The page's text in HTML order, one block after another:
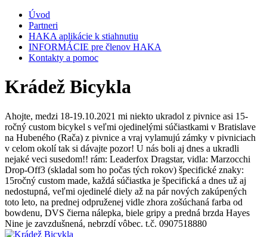
Úvod
Partneri
HAKA aplikácie k stiahnutiu
INFORMÁCIE pre členov HAKA
Kontakty a pomoc
Krádež Bicykla
Ahojte, medzi 18-19.10.2021 mi niekto ukradol z pivnice asi 15-
ročný custom bicykel s veľmi ojedinelými súčiastkami v Bratislave
na Hubeného (Rača) z pivnice a vraj vylamujú zámky v pivniciach
v celom okolí tak si dávajte pozor! U nás boli aj dnes a ukradli
nejaké veci susedom!! rám: Leaderfox Dragstar, vidla: Marzocchi
Drop-Off3 (skladal som ho počas tých rokov) špecifické znaky:
15ročný custom made, každá súčiastka je špecifická a dnes už aj
nedostupná, veľmi ojedinelé diely až na pár nových zakúpených
toto leto, na prednej odpruženej vidle zhora zošúchaná farba od
bowdenu, DVS čierna nálepka, biele gripy a predná brzda Hayes
Nine je zavzdušnená, nebrzdí vôbec. t.č. 0907518880